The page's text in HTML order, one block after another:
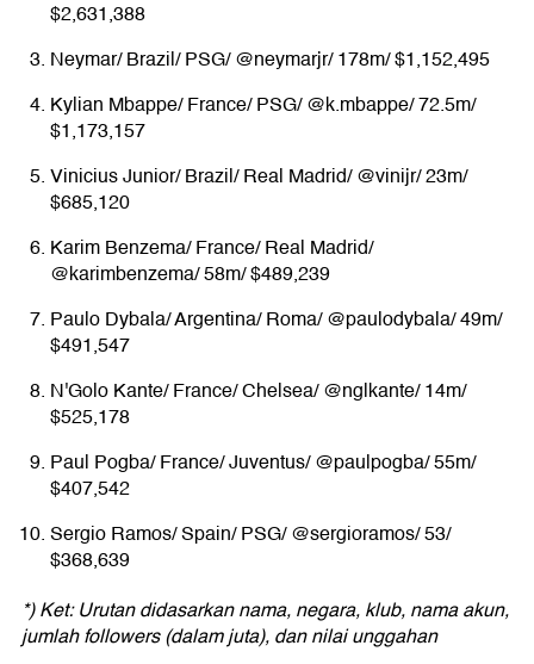
$2,631,388
Neymar/ Brazil/ PSG/ @neymarjr/ 178m/ $1,152,495
Kylian Mbappe/ France/ PSG/ @k.mbappe/ 72.5m/
$1,173,157
Vinicius Junior/ Brazil/ Real Madrid/ @vinijr/ 23m/
$685,120
Karim Benzema/ France/ Real Madrid/
@karimbenzema/ 58m/ $489,239
Paulo Dybala/ Argentina/ Roma/ @paulodybala/ 49m/
$491,547
N'Golo Kante/ France/ Chelsea/ @nglkante/ 14m/
$525,178
Paul Pogba/ France/ Juventus/ @paulpogba/ 55m/
$407,542
Sergio Ramos/ Spain/ PSG/ @sergioramos/ 53/
$368,639
*) Ket: Urutan didasarkan nama, negara, klub, nama akun,
jumlah followers (dalam juta), dan nilai unggahan